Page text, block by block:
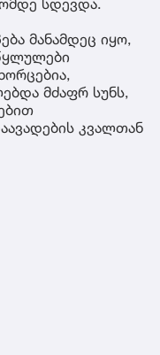
სდევდა.
მანამდეც იყო,
მძაფრ სუნს,
კვალთან